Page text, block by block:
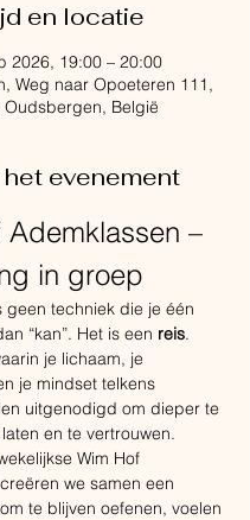
en locatie
2026, 19:00 – 20:00
Weg naar Opoeteren 111,
Oudsbergen, België
het evenement
Ademklassen –
in groep
geen techniek die je één
“kan”. Het is een reis.
je lichaam, je
je mindset telkens
uitgenodigd om dieper te
en te vertrouwen.
Wim Hof
we samen een
te blijven oefenen, voelen